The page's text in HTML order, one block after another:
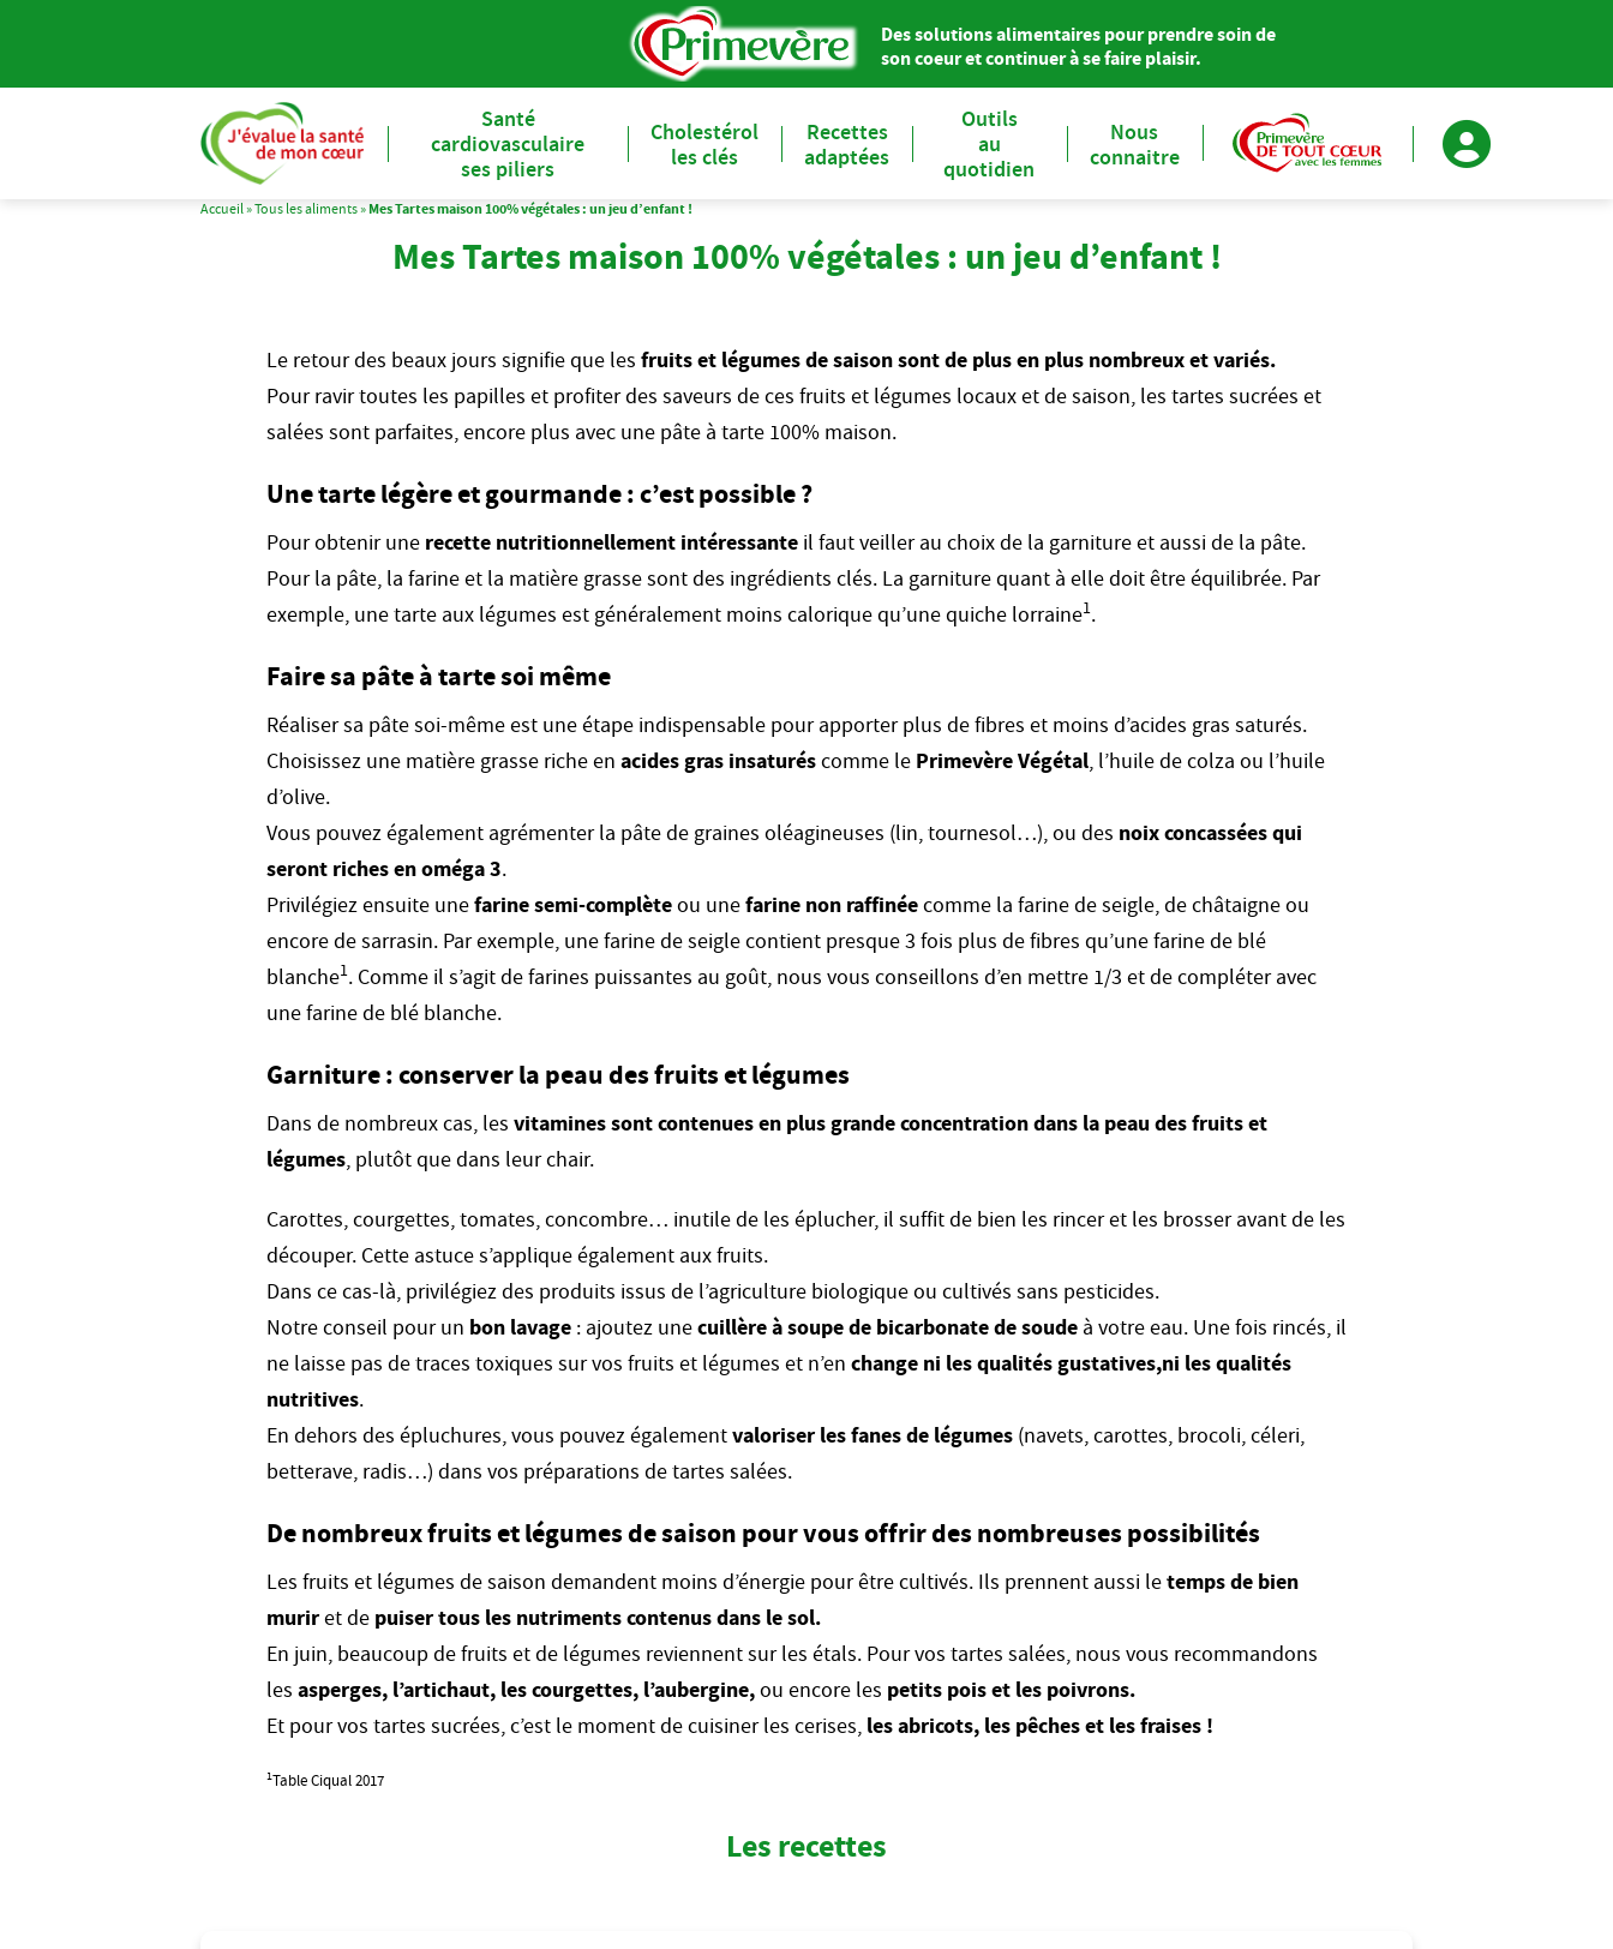
Des solutions alimentaires pour prendre soin de
son coeur et continuer à se faire plaisir.
Santé
cardiovasculaire
ses piliers
Cholestérol
les clés
Recettes
adaptées
Outils
au
quotidien
Nous
connaitre
Accueil»Tous les aliments» Mes Tartes maison 100% végétales : un jeu d’enfant !
Mes Tartes maison 100% végétales : un jeu d’enfant !
Le retour des beaux jours signifie que les fruits et légumes de saison sont de plus en plus nombreux et variés.
Pour ravir toutes les papilles et profiter des saveurs de ces fruits et légumes locaux et de saison, les tartes sucrées et
salées sont parfaites, encore plus avec une pâte à tarte 100% maison.
Une tarte légère et gourmande : c’est possible ?
Pour obtenir une recette nutritionnellement intéressante il faut veiller au choix de la garniture et aussi de la pâte.
Pour la pâte, la farine et la matière grasse sont des ingrédients clés. La garniture quant à elle doit être équilibrée. Par
exemple, une tarte aux légumes est généralement moins calorique qu’une quiche lorraine1.
Faire sa pâte à tarte soi même
Réaliser sa pâte soi-même est une étape indispensable pour apporter plus de fibres et moins d’acides gras saturés.
Choisissez une matière grasse riche en acides gras insaturéscomme le Primevère Végétal, l’huile de colza ou l’huile
d’olive.
Vous pouvez également agrémenter la pâte de graines oléagineuses (lin, tournesol…), ou des noix concassées qui
seront riches en oméga 3.
Privilégiez ensuite unefarine semi-complèteou unefarine non raffinéecomme la farine de seigle, de châtaigne ou
encore de sarrasin. Par exemple, une farine de seigle contient presque 3 fois plus de fibres qu’une farine de blé
blanche1. Comme il s’agit de farines puissantes au goût, nous vous conseillons d’en mettre 1/3 et de compléter avec
une farine de blé blanche.
Garniture : conserver la peau des fruits et légumes
Dans de nombreux cas, les vitamines sont contenues en plus grande concentration dans la peau des fruits et
légumes, plutôt que dans leur chair.
Carottes, courgettes, tomates, concombre… inutile de les éplucher, il suffit de bien les rincer et les brosser avant de les
découper. Cette astuce s’applique également aux fruits.
Dans ce cas-là, privilégiez des produits issus de l’agriculture biologique ou cultivés sans pesticides.
Notre conseil pour un bon lavage : ajoutez unecuillère à soupe de bicarbonate de soude à votre eau. Une fois rincés, il
ne laisse pas de traces toxiques sur vos fruits et légumes et n’en change ni les qualités gustatives,ni les qualités
nutritives.
En dehors des épluchures, vous pouvez égalementvaloriser les fanes de légumes (navets, carottes, brocoli, céleri,
betterave, radis…) dans vos préparations de tartes salées.
De nombreux fruits et légumes de saison pour vous offrir des nombreuses possibilités
Les fruits et légumes de saison demandent moins d’énergie pour être cultivés. Ils prennent aussi letemps de bien
muriret de puiser tous les nutriments contenus dans le sol.
En juin, beaucoup de fruits et de légumes reviennent sur les étals. Pour vos tartes salées, nous vous recommandons
les asperges, l’artichaut, les courgettes, l’aubergine,ou encore les petits pois et les poivrons.
Et pour vos tartes sucrées, c’est le moment de cuisiner les cerises, les abricots, les pêches et les fraises !
1Table Ciqual 2017
Les recettes